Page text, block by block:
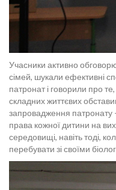
Учасники активно
сімей, шукали ефективні
патронат і говорили про
складних життєвих
запровадження
права кожної дитини на
середовищі, навіть тоді,
перебувати зі своїми